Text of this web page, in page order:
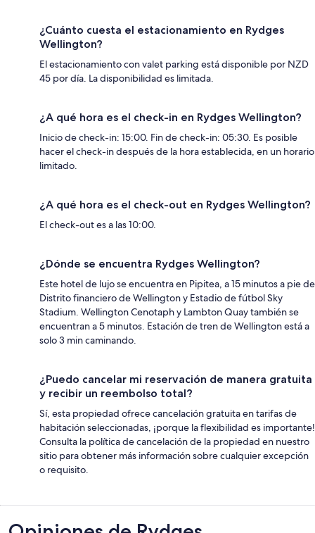
¿Cuánto cuesta el estacionamiento en Rydges
Wellington?
El estacionamiento con valet parking está disponible por NZD
45 por día. La disponibilidad es limitada.
¿A qué hora es el check-in en Rydges Wellington?
Inicio de check-in: 15:00. Fin de check-in: 05:30. Es posible
hacer el check-in después de la hora establecida, en un horario
limitado.
¿A qué hora es el check-out en Rydges Wellington?
El check-out es a las 10:00.
¿Dónde se encuentra Rydges Wellington?
Este hotel de lujo se encuentra en Pipitea, a 15 minutos a pie de
Distrito financiero de Wellington y Estadio de fútbol Sky
Stadium. Wellington Cenotaph y Lambton Quay también se
encuentran a 5 minutos. Estación de tren de Wellington está a
solo 3 min caminando.
¿Puedo cancelar mi reservación de manera gratuita
y recibir un reembolso total?
Sí, esta propiedad ofrece cancelación gratuita en tarifas de
habitación seleccionadas, ¡porque la flexibilidad es importante!
Consulta la política de cancelación de la propiedad en nuestro
sitio para obtener más información sobre cualquier excepción
o requisito.